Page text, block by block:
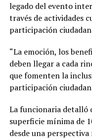
legado del evento
través de actividades
participación
“La emoción, los
deben llegar a cada
que fomenten la
participación
La funcionaria detalló
superficie mínima de
desde una